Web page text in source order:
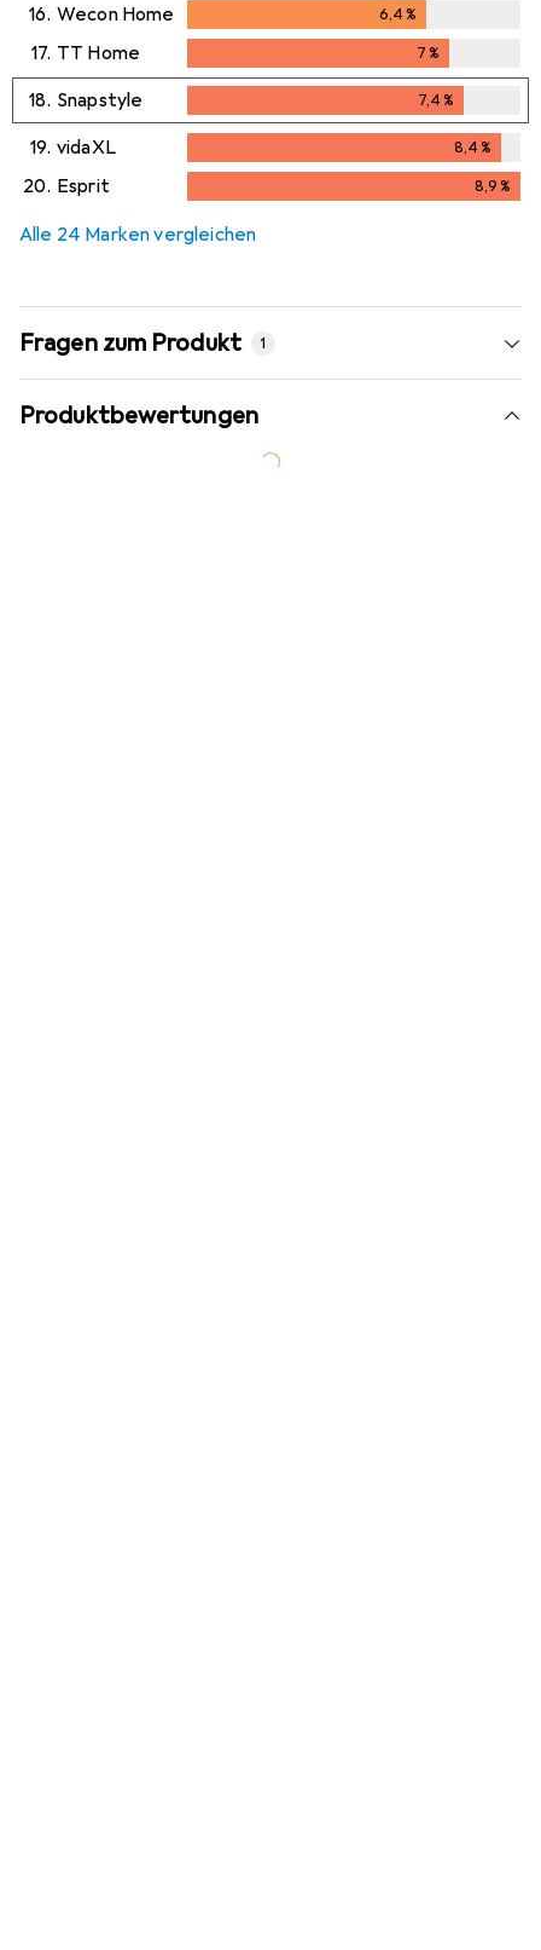
16. Wecon Home 6,4%
17. TT Home 7%
18. Snapstyle 7,4%
7,4%
19. vidaXL 8,4%
8,4%
20. Esprit 8,9%
Alle 24 Marken vergleichen
Fragen zum Produkt 1
Produktbewertungen